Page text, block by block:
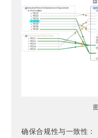
确保合规性与一致性：